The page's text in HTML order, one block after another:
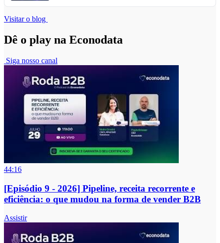
Visitar o blog
Dê o play na Econodata
Siga nosso canal
44:16
[Episódio 9 - 2026] Pipeline, receita recorrente e
eficiência: o que mudou na forma de vender B2B
Assistir